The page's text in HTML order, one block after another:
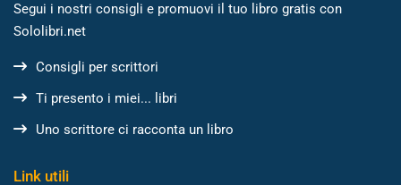
Segui i nostri consigli e promuovi il tuo libro gratis con
Sololibri.net
Consigli per scrittori
Ti presento i miei... libri
Uno scrittore ci racconta un libro
Link utili